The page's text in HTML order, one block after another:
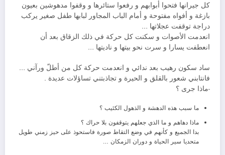
كل جيرانها فتحوا أبوابهم و رفعوا ستائرها و وقفوا مدهوشين بعيون
بازغة و أفواه مفتوحة و أمام الباب المجاور لبابها طفل صغير يركب
دراجة توقفت عجلاتها …
انعدمت الأصوات و سكنت كل حركة في ذلك الزقاق بعد أن
انعطفت يسارا و سرت نحو بيتها و ناديتها …
ساد سكون رهيب بعد ندائي و انعدمت حركة كل من أطلّ ورآني …
فانتابني شعور بالقلق و الحيرة و تجاذبتني تساؤلات عديدة .
-ماذا جرى ؟
ما سبب هذه الدهشة و الذهول الكئيب ؟
ماذا دهاهم و ما الذي جعلهم يتوقفون بلا حراك ؟
بدا الجميع و كأنهم في وضع التقاط صورة فاستحوذ على حيز زمني طويل
متحديا سير الحياة و دوران الزمكان …